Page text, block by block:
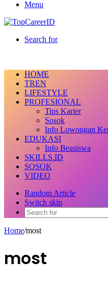
Menu
Search for
HOME
TREN
LIFESTYLE
PROFESIONAL
Tips Karier
Sosok
Info Lowongan
EDUKASI
Info Beasiswa
SKILLS.ID
SOSOK
VIDEO
Random Article
Switch skin
Home/most
most